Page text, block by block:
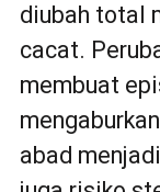
diubah total
cacat.
membuat
abad